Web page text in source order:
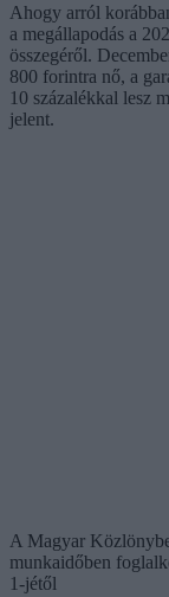
Ahogy arról
a megállapodás a
összegéről.
800 forintra nő, a
10 százalékkal lesz
jelent.
A Magyar
munkaidőben
1-jétől